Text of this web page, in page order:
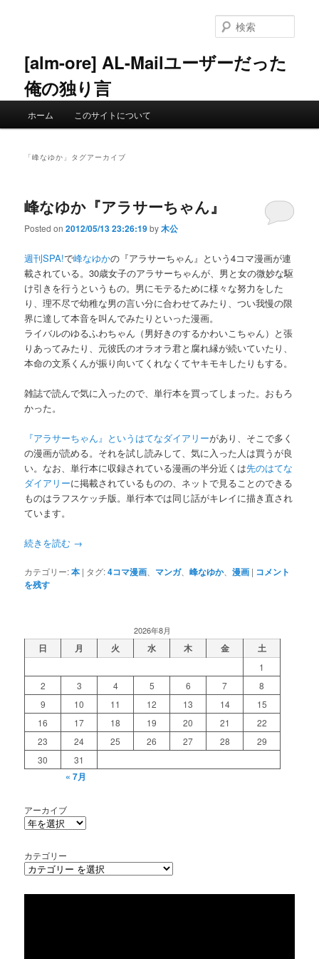
ン
へ
ツ
移
[alm-ore] AL-Mailユーザーだった
俺の独り言
索
ホーム このサイトについて
「峰なゆか 」タグアーカイブ
峰なゆか『アラサーちゃん』
Posted on2012/05/13 23:26:19by木公
週刊SPA!で峰なゆかの『アラサーちゃん』という4コマ漫画が連
載されている。30歳女子のアラサーちゃんが、男と女の微妙な駆
け引きを行うというもの。男にモテるために様々な努力をした
り、理不尽で幼稚な男の言い分に合わせてみたり、つい我慢の限
界に達して本音を叫んでみたりといった漫画。
ライバルのゆるふわちゃん（男好きのするかわいこちゃん）と張
りあってみたり、元彼氏のオラオラ君と腐れ縁が続いていたり、
本命の文系くんが振り向いてくれなくてヤキモキしたりもする。
雑誌で読んで気に入ったので、単行本を買ってしまった。おもろ
かった。
『アラサーちゃん』というはてなダイアリーがあり、そこで多く
の漫画が読める。それを試し読みして、気に入った人は買うが良
い。なお、単行本に収録されている漫画の半分近くは先のはてな
ダイアリーに掲載されているものの、ネットで見ることのできる
ものはラフスケッチ版。単行本では同じ話がキレイに描き直され
ています。
続きを読む →
カテゴリー:本 | タグ:4コマ漫画 マンガ、峰なゆか、漫画 | コメント
を残す
2026年8月
日 月 火 水 木 金 土
1
2
3 4 5 6 7
8
9
10 11 12 13 14
15
16
17 18 19 20 21
22
23
24 25 26 27 28
29
30
31
« 7月
アーカイブ
カテゴリー